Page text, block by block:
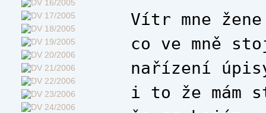
Vítr mne
co ve mně
nařízení
i to že mám